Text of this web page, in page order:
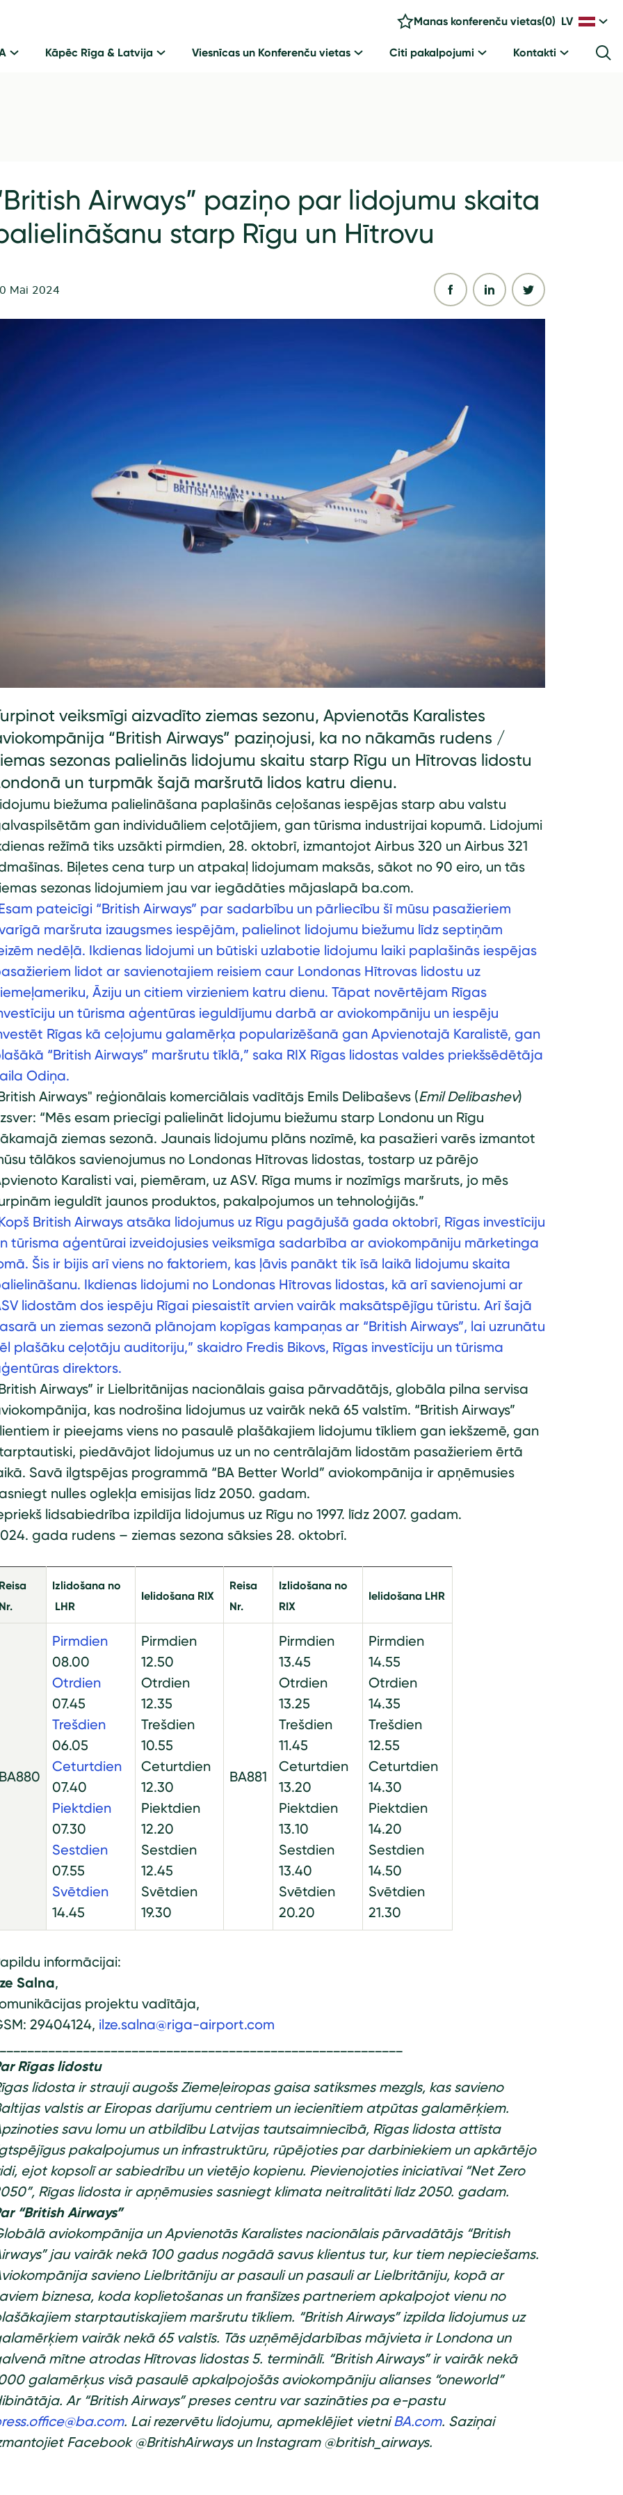
Manas konferenču vietas(0) LV
Kāpēc Rīga & Latvija Viesnīcas un Konferenču vietas Citi pakalpojumi Kontakti
Airways” paziņo par lidojumu skaita
starp Rīgu un Hītrovu
Mai 2024
veiksmīgi aizvadīto ziemas sezonu, Apvienotās Karalistes
“British Airways” paziņojusi, ka no nākamās rudens /
sezonas palielinās lidojumu skaitu starp Rīgu un Hītrovas lidostu
un turpmāk šajā maršrutā lidos katru dienu.
biežuma palielināšana paplašinās ceļošanas iespējas starp abu valstu
gan individuāliem ceļotājiem, gan tūrisma industrijai kopumā. Lidojumi
režīmā tiks uzsākti pirmdien, 28. oktobrī, izmantojot Airbus 320 un Airbus 321
Biļetes cena turp un atpakaļ lidojumam maksās, sākot no 90 eiro, un tās
sezonas lidojumiem jau var iegādāties mājaslapā ba.com.
pateicīgi “British Airways” par sadarbību un pārliecību šī mūsu pasažieriem
maršruta izaugsmes iespējām, palielinot lidojumu biežumu līdz septiņām
nedēļā. Ikdienas lidojumi un būtiski uzlabotie lidojumu laiki paplašinās iespējas
lidot ar savienotajiem reisiem caur Londonas Hītrovas lidostu uz
Āziju un citiem virzieniem katru dienu. Tāpat novērtējam Rīgas
un tūrisma aģentūras ieguldījumu darbā ar aviokompāniju un iespēju
Rīgas kā ceļojumu galamērķa popularizēšanā gan Apvienotajā Karalistē, gan
“British Airways” maršrutu tīklā,” saka RIX Rīgas lidostas valdes priekšsēdētāja
Odiņa.
Airways" reģionālais komerciālais vadītājs Emils Delibaševs (Emil Delibashev)
“Mēs esam priecīgi palielināt lidojumu biežumu starp Londonu un Rīgu
ziemas sezonā. Jaunais lidojumu plāns nozīmē, ka pasažieri varēs izmantot
tālākos savienojumus no Londonas Hītrovas lidostas, tostarp uz pārējo
Karalisti vai, piemēram, uz ASV. Rīga mums ir nozīmīgs maršruts, jo mēs
ieguldīt jaunos produktos, pakalpojumos un tehnoloģijās.”
British Airways atsāka lidojumus uz Rīgu pagājušā gada oktobrī, Rīgas investīciju
tūrisma aģentūrai izveidojusies veiksmīga sadarbība ar aviokompāniju mārketinga
Šis ir bijis arī viens no faktoriem, kas ļāvis panākt tik īsā laikā lidojumu skaita
Ikdienas lidojumi no Londonas Hītrovas lidostas, kā arī savienojumi ar
lidostām dos iespēju Rīgai piesaistīt arvien vairāk maksātspējīgu tūristu. Arī šajā
un ziemas sezonā plānojam kopīgas kampaņas ar “British Airways”, lai uzrunātu
plašāku ceļotāju auditoriju,” skaidro Fredis Bikovs, Rīgas investīciju un tūrisma
direktors.
Airways” ir Lielbritānijas nacionālais gaisa pārvadātājs, globāla pilna servisa
kas nodrošina lidojumus uz vairāk nekā 65 valstīm. “British Airways”
ir pieejams viens no pasaulē plašākajiem lidojumu tīkliem gan iekšzemē, gan
piedāvājot lidojumus uz un no centrālajām lidostām pasažieriem ērtā
Savā ilgtspējas programmā “BA Better World” aviokompānija ir apņēmusies
nulles oglekļa emisijas līdz 2050. gadam.
lidsabiedrība izpildīja lidojumus uz Rīgu no 1997. līdz 2007. gadam.
gada rudens – ziemas sezona sāksies 28. oktobrī.
Reisa
Nr.
Izlidošana no
LHR
Ielidošana RIX
Reisa
Nr.
Izlidošana no
RIX
Ielidošana LHR
BA880
Pirmdien
08.00
Otrdien
07.45
Trešdien
06.05
Ceturtdien
07.40
Piektdien
07.30
Sestdien
07.55
Svētdien
14.45
Pirmdien
12.50
Otrdien
12.35
Trešdien
10.55
Ceturtdien
12.30
Piektdien
12.20
Sestdien
12.45
Svētdien
19.30
BA881
Pirmdien
13.45
Otrdien
13.25
Trešdien
11.45
Ceturtdien
13.20
Piektdien
13.10
Sestdien
13.40
Svētdien
20.20
Pirmdien
14.55
Otrdien
14.35
Trešdien
12.55
Ceturtdien
14.30
Piektdien
14.20
Sestdien
14.50
Svētdien
21.30
informācijai:
Salna,
projektu vadītāja,
29404124, ilze.salna@riga-airport.com
Rīgas lidostu
lidosta ir strauji augošs Ziemeļeiropas gaisa satiksmes mezgls, kas savieno
valstis ar Eiropas darījumu centriem un iecienītiem atpūtas galamērķiem.
savu lomu un atbildību Latvijas tautsaimniecībā, Rīgas lidosta attīsta
pakalpojumus un infrastruktūru, rūpējoties par darbiniekiem un apkārtējo
ejot kopsolī ar sabiedrību un vietējo kopienu. Pievienojoties iniciatīvai “Net Zero
Rīgas lidosta ir apņēmusies sasniegt klimata neitralitāti līdz 2050. gadam.
“British Airways”
aviokompānija un Apvienotās Karalistes nacionālais pārvadātājs “British
jau vairāk nekā 100 gadus nogādā savus klientus tur, kur tiem nepieciešams.
savieno Lielbritāniju ar pasauli un pasauli ar Lielbritāniju, kopā ar
biznesa, koda koplietošanas un franšīzes partneriem apkalpojot vienu no
starptautiskajiem maršrutu tīkliem. “British Airways” izpilda lidojumus uz
vairāk nekā 65 valstīs. Tās uzņēmējdarbības mājvieta ir Londona un
mītne atrodas Hītrovas lidostas 5. terminālī. “British Airways” ir vairāk nekā
galamērķus visā pasaulē apkalpojošās aviokompāniju alianses “oneworld”
Ar “British Airways” preses centru var sazināties pa e-pastu
. Lai rezervētu lidojumu, apmeklējiet vietniBA.com. Saziņai
Facebook @BritishAirways un Instagram @british_airways.